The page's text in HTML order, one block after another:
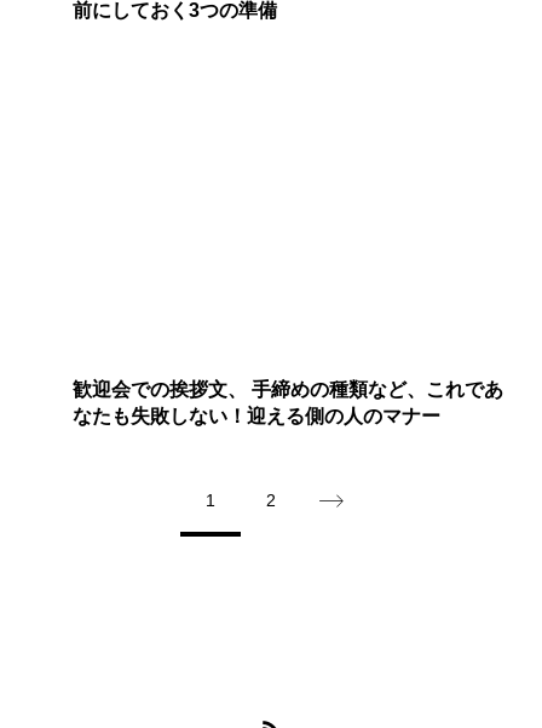
前にしておく3つの準備
歓迎会での挨拶文、 手締めの種類など、これであ
なたも失敗しない！迎える側の人のマナー
1 2